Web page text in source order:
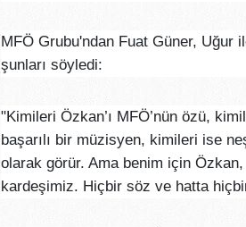
MFÖ Grubu'ndan Fuat Güner, Uğur
şunları söyledi:
"Kimileri Özkan’ı MFÖ’nün özü,
başarılı bir müzisyen, kimileri ise
olarak görür. Ama benim için
kardeşimiz. Hiçbir söz ve hatta